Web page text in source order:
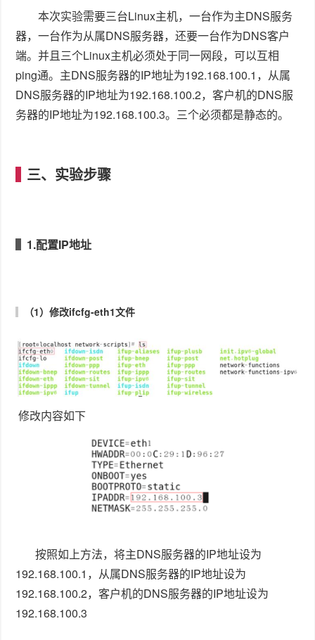
本次实验需要三台Linux主机，一台作为主DNS服务
器，一台作为从属DNS服务器，还要一台作为DNS客户
端。并且三个Linux主机必须处于同一网段，可以互相
ping通。主DNS服务器的IP地址为192.168.100.1，从属
DNS服务器的IP地址为192.168.100.2，客户机的DNS服
务器的IP地址为192.168.100.3。三个必须都是静态的。
三、实验步骤
1.配置IP地址
（1）修改ifcfg-eth1文件
修改内容如下
按照如上方法，将主DNS服务器的IP地址设为
192.168.100.1，从属DNS服务器的IP地址设为
192.168.100.2，客户机的DNS服务器的IP地址设为
192.168.100.3